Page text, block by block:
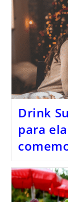
Drink
para